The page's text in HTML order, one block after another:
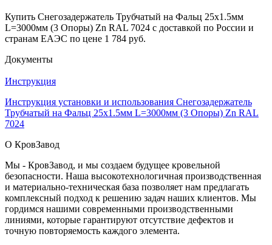
Купить Снегозадержатель Трубчатый на Фальц 25х1.5мм
L=3000мм (3 Опоры) Zn RAL 7024 с доставкой по России и
странам ЕАЭС по цене 1 784 руб.
Документы
Инструкция
Инструкция установки и использования Снегозадержатель
Трубчатый на Фальц 25х1.5мм L=3000мм (3 Опоры) Zn RAL
7024
О КровЗавод
Мы - КровЗавод, и мы создаем будущее кровельной
безопасности. Наша высокотехнологичная производственная
и материально-техническая база позволяет нам предлагать
комплексный подход к решению задач наших клиентов. Мы
гордимся нашими современными производственными
линиями, которые гарантируют отсутствие дефектов и
точную повторяемость каждого элемента.